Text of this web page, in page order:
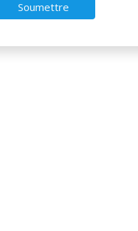
Soumettre